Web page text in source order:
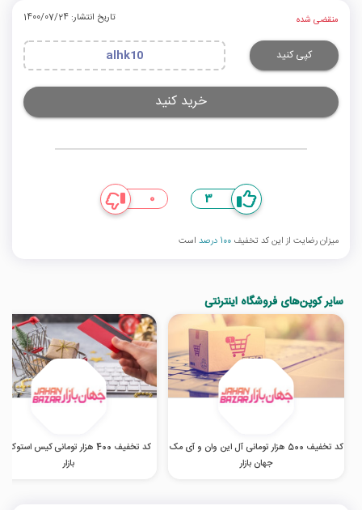
منقضی شده تاریخ انتشار: 1400/07/24
کپی کنید alhk10
خرید کنید
3
0
میزان رضایت از این کد تخفیف 100 درصد است
سایر کوپن‌های فروشگاه اینترنتی
کد تخفیف 500 هزار تومانی آل این وان و آی مک
جهان بازار
کد تخفیف 400 هزار تومانی کیس
بازار